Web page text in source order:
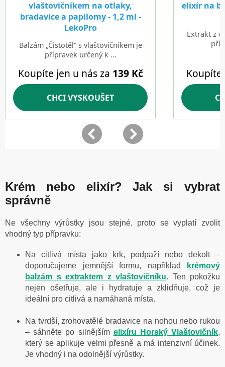
Krém nebo elixír? Jak si vybrat
správně
Ne všechny výrůstky jsou stejné, proto se vyplatí zvolit
vhodný typ přípravku:
Na citlivá místa jako krk, podpaží nebo dekolt –
doporučujeme jemnější formu, například
krémový
balzám s extraktem z vlaštovičníku. Ten pokožku
nejen ošetřuje, ale i hydratuje a zklidňuje, což je
ideální pro citlivá a namáhaná místa.
Na tvrdší, zrohovatělé bradavice na nohou nebo rukou
– sáhněte po silnějším elixíru Horský Vlaštovičník,
který se aplikuje velmi přesně a má intenzivní účinek.
Je vhodný i na odolnější výrůstky.